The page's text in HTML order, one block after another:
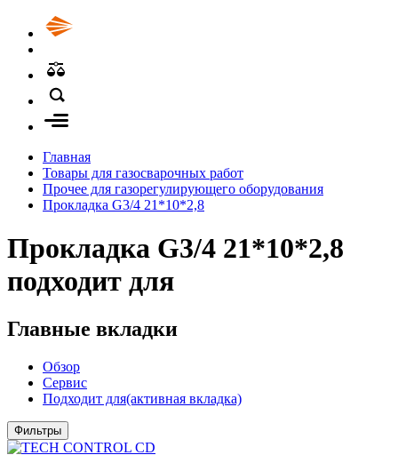
Главная
Товары для газосварочных работ
Прочее для газорегулирующего оборудования
Прокладка G3/4 21*10*2,8
Прокладка G3/4 21*10*2,8
подходит для
Главные вкладки
Обзор
Сервис
Подходит для(активная вкладка)
Фильтры